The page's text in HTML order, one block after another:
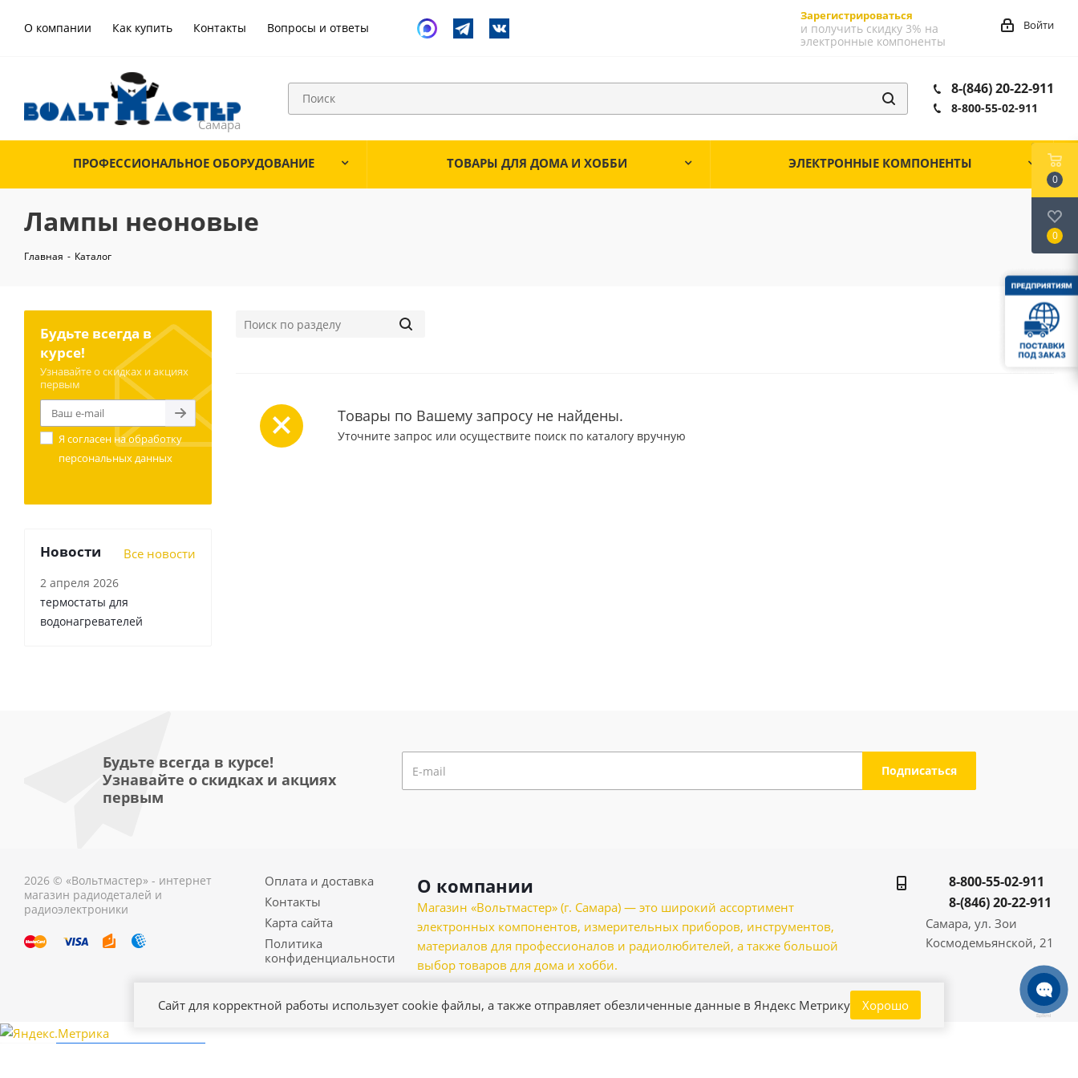
О компании Как купить Контакты Вопросы и ответы
Зарегистрироваться
и получить скидку 3% на
электронные компоненты
Войти
8-(846) 20-22-911
8-800-55-02-911
ПРОФЕССИОНАЛЬНОЕ ОБОРУДОВАНИЕ ТОВАРЫ ДЛЯ ДОМА И ХОББИ ЭЛЕКТРОННЫЕ КОМПОНЕНТЫ
Лампы неоновые
Главная - Каталог
Товары по Вашему запросу не найдены.
Уточните запрос или осуществите поиск по каталогу вручную
Будьте всегда в
курсе!
Узнавайте о скидках и акциях
первым
Я согласен наобработку
персональных данных
Новости Все новости
2 апреля 2026
термостаты для
водонагревателей
Будьте всегда в курсе!
Узнавайте о скидках и акциях
первым
2026 © «Вольтмастер» - интернет
магазин радиодеталей и
радиоэлектроники
Оплата и доставка
Контакты
Карта сайта
Политика
конфиденциальности
О компании
Магазин «Вольтмастер» (г. Самара) — это широкий ассортимент
электронных компонентов, измерительных приборов, инструментов,
материалов для профессионалов и радиолюбителей, а также большой
выбор товаров для дома и хобби.
8-800-55-02-911
8-(846) 20-22-911
Самара, ул. Зои
Космодемьянской, 21
0
0
Сайт для корректной работы использует cookie файлы, а также отправляет обезличенные данные в Яндекс Метрику Хорошо